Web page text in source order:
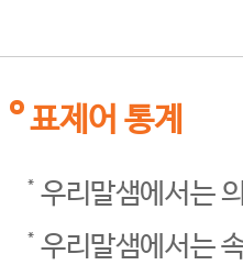
표제어 통계
우리말샘에서는
우리말샘에서는